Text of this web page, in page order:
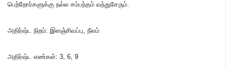
பெற்றோர்களுக்கு நல்ல சம்பந்தம் வந்துசேரும்.
அதிர்ஷ்ட நிறம்: இளஞ்சிவப்பு, நீலம்
அதிர்ஷ்ட எண்கள்: 3, 6, 9